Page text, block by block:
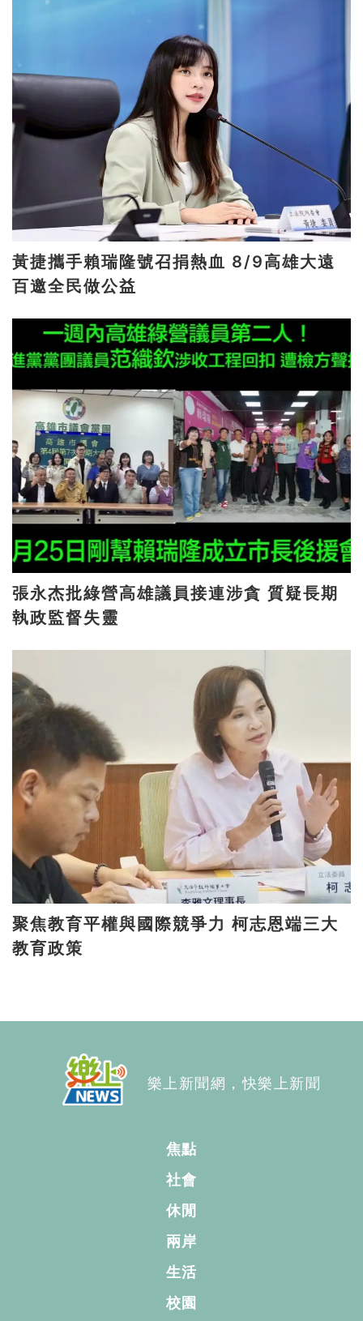
黃捷攜手賴瑞隆號召捐熱血 8/9高雄大遠
百邀全民做公益
張永杰批綠營高雄議員接連涉貪 質疑長期
執政監督失靈
聚焦教育平權與國際競爭力 柯志恩端三大
教育政策
樂上新聞網，快樂上新聞
焦點
社會
休閒
兩岸
生活
校園